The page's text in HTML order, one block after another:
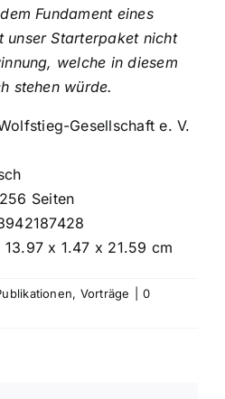
Fundament eines
unser Starterpaket nicht
welche in diesem
stehen würde.
Gesellschaft e. V.
256 Seiten
13.97 x 1.47 x 21.59 cm
, Vorträge
0